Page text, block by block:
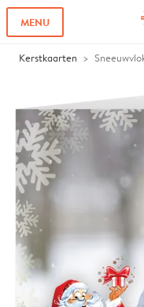
MENU
Kerstkaarten